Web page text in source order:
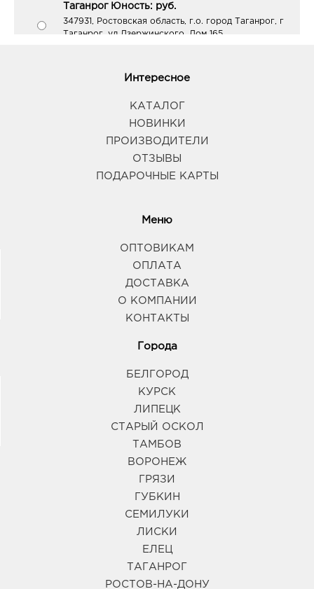
Таганрог Юность: руб.
347931, Ростовская область, г.о. город Таганрог, г
Таганрог, ул Дзержинского, Дом 165
Интересное
КАТАЛОГ
НОВИНКИ
ПРОИЗВОДИТЕЛИ
ОТЗЫВЫ
ПОДАРОЧНЫЕ КАРТЫ
Меню
ОПТОВИКАМ
ОПЛАТА
ДОСТАВКА
О КОМПАНИИ
КОНТАКТЫ
Города
БЕЛГОРОД
КУРСК
ЛИПЕЦК
СТАРЫЙ ОСКОЛ
ТАМБОВ
ВОРОНЕЖ
ГРЯЗИ
ГУБКИН
СЕМИЛУКИ
ЛИСКИ
ЕЛЕЦ
ТАГАНРОГ
РОСТОВ-НА-ДОНУ